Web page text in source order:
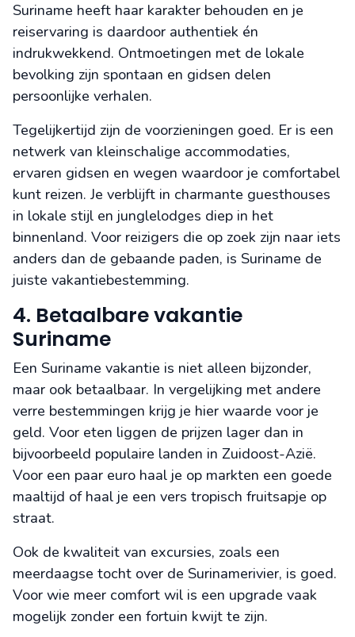
Suriname heeft haar karakter behouden en je
reiservaring is daardoor authentiek én
indrukwekkend. Ontmoetingen met de lokale
bevolking zijn spontaan en gidsen delen
persoonlijke verhalen.
Tegelijkertijd zijn de voorzieningen goed. Er is een
netwerk van kleinschalige accommodaties,
ervaren gidsen en wegen waardoor je comfortabel
kunt reizen. Je verblijft in charmante guesthouses
in lokale stijl en junglelodges diep in het
binnenland. Voor reizigers die op zoek zijn naar iets
anders dan de gebaande paden, is Suriname de
juiste vakantiebestemming.
4. Betaalbare vakantie
Suriname
Een Suriname vakantie is niet alleen bijzonder,
maar ook betaalbaar. In vergelijking met andere
verre bestemmingen krijg je hier waarde voor je
geld. Voor eten liggen de prijzen lager dan in
bijvoorbeeld populaire landen in Zuidoost-Azië.
Voor een paar euro haal je op markten een goede
maaltijd of haal je een vers tropisch fruitsapje op
straat.
Ook de kwaliteit van excursies, zoals een
meerdaagse tocht over de Surinamerivier, is goed.
Voor wie meer comfort wil is een upgrade vaak
mogelijk zonder een fortuin kwijt te zijn.